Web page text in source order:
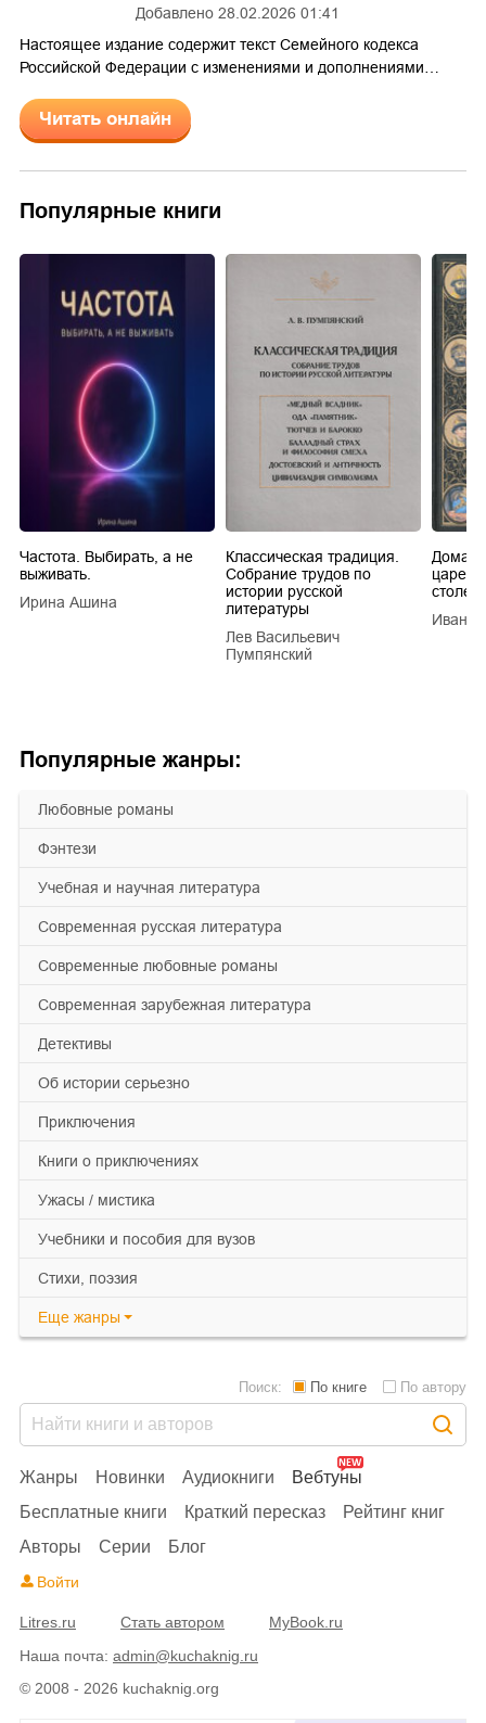
Популярные жанры:
любовные романы
фэнтези
учебная и научная литература
современная русская литература
современные любовные романы
современная зарубежная литература
детективы
об истории серьезно
приключения
книги о приключениях
ужасы / мистика
учебники и пособия для вузов
cтихи, поэзия
Еще жанры
Добавлено 28.02.2026 01:41
Настоящее издание содержит текст Семейного кодекса
Российской Федерации с изменениями и дополнениями…
Читать онлайн
Популярные книги
Частота. Выбирать, а не
выживать.
Ирина Ашина
Классическая традиция.
Собрание трудов по
истории русской
литературы
Лев Васильевич
Пумпянский
царей
Иван
© 2008 - 2026 kuchaknig.org
Жанры Новинки Аудиокниги
Вебтуны
Бесплатные книги
Краткий пересказ
Рейтинг книг
Авторы
Серии Блог
Поиск: По книге По автору
Войти
Litres.ru Стать автором
MyBook.ru
Наша почта: admin@kuchaknig.ru